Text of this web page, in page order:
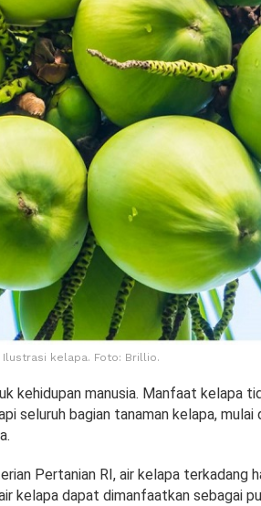
Ilustrasi kelapa. Foto: Brillio.
kehidupan manusia. Manfaat kelapa
seluruh bagian tanaman kelapa, mulai
Pertanian RI, air kelapa terkadang
kelapa dapat dimanfaatkan sebagai